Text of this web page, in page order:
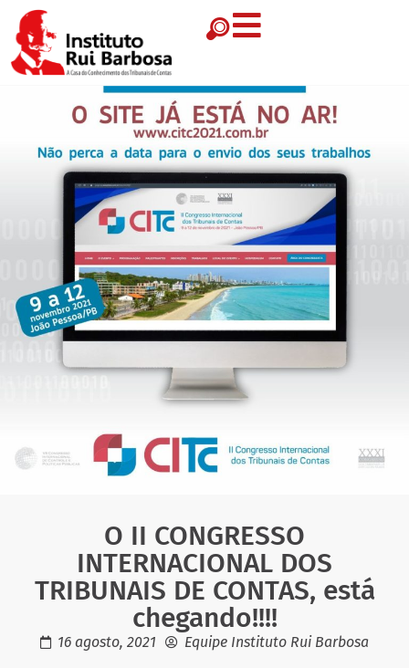
O II CONGRESSO
INTERNACIONAL DOS
TRIBUNAIS DE CONTAS, está
chegando!!!!
16 agosto, 2021 Equipe Instituto Rui Barbosa